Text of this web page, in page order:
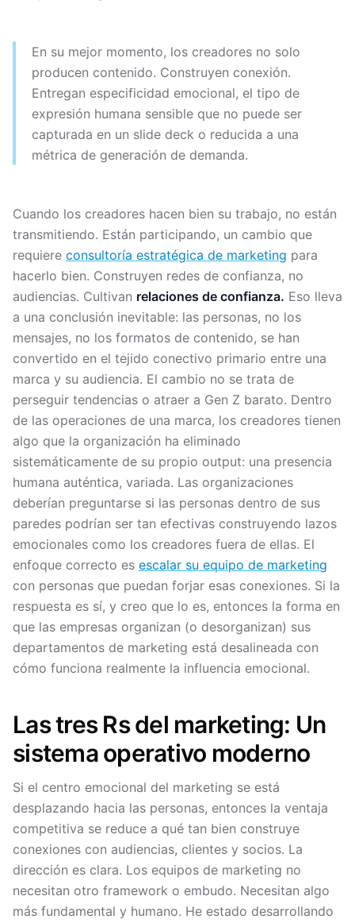
En su mejor momento, los creadores no solo
producen contenido. Construyen conexión.
Entregan especificidad emocional, el tipo de
expresión humana sensible que no puede ser
capturada en un slide deck o reducida a una
métrica de generación de demanda.
Cuando los creadores hacen bien su trabajo, no están
transmitiendo. Están participando, un cambio que
requiere consultoría estratégica de marketing para
hacerlo bien. Construyen redes de confianza, no
audiencias. Cultivan relaciones de confianza. Eso lleva
a una conclusión inevitable: las personas, no los
mensajes, no los formatos de contenido, se han
convertido en el tejido conectivo primario entre una
marca y su audiencia. El cambio no se trata de
perseguir tendencias o atraer a Gen Z barato. Dentro
de las operaciones de una marca, los creadores tienen
algo que la organización ha eliminado
sistemáticamente de su propio output: una presencia
humana auténtica, variada. Las organizaciones
deberían preguntarse si las personas dentro de sus
paredes podrían ser tan efectivas construyendo lazos
emocionales como los creadores fuera de ellas. El
enfoque correcto es escalar su equipo de marketing
con personas que puedan forjar esas conexiones. Si la
respuesta es sí, y creo que lo es, entonces la forma en
que las empresas organizan (o desorganizan) sus
departamentos de marketing está desalineada con
cómo funciona realmente la influencia emocional.
Las tres Rs del marketing: Un
sistema operativo moderno
Si el centro emocional del marketing se está
desplazando hacia las personas, entonces la ventaja
competitiva se reduce a qué tan bien construye
conexiones con audiencias, clientes y socios. La
dirección es clara. Los equipos de marketing no
necesitan otro framework o embudo. Necesitan algo
más fundamental y humano. He estado desarrollando